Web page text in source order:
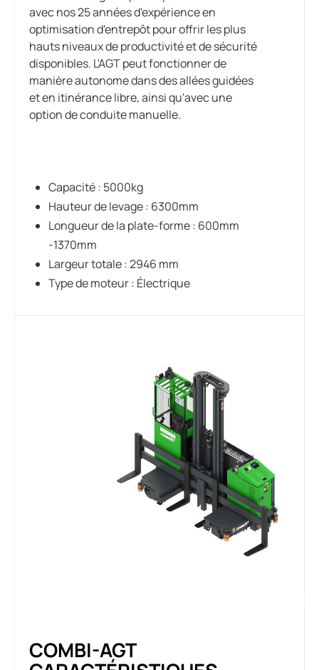
avec nos 25 années d'expérience en
optimisation d'entrepôt pour offrir les plus
hauts niveaux de productivité et de sécurité
disponibles. L'AGT peut fonctionner de
manière autonome dans des allées guidées
et en itinérance libre, ainsi qu'avec une
option de conduite manuelle.
Capacité : 5000kg
Hauteur de levage : 6300mm
Longueur de la plate-forme : 600mm
-1370mm
Largeur totale : 2946 mm
Type de moteur : Électrique
COMBI-AGT